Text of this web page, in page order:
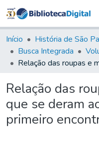
Início História de São
Busca Integrada
Relação das
que se deram
primeiro